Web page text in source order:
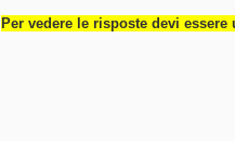
Per vedere le risposte devi essere